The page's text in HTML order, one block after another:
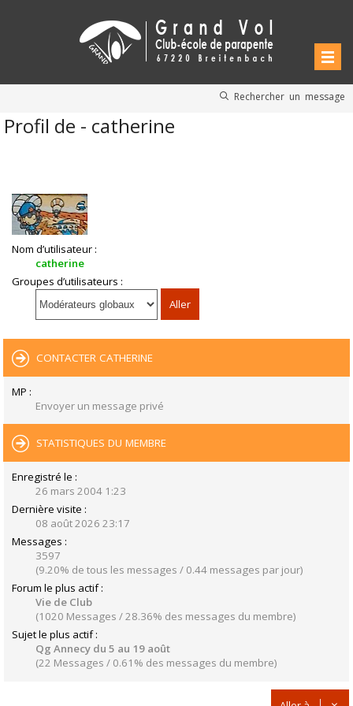
Rechercher un message
Profil de - catherine
Nom d’utilisateur :
catherine
Groupes d’utilisateurs :
CONTACTER CATHERINE
MP :
Envoyer un message privé
STATISTIQUES DU MEMBRE
Enregistré le :
26 mars 2004 1:23
Dernière visite :
08 août 2026 23:17
Messages :
3597
(9.20% de tous les messages / 0.44 messages par jour)
Forum le plus actif :
Vie de Club
(1020 Messages / 28.36% des messages du membre)
Sujet le plus actif :
Qg Annecy du 5 au 19 août
(22 Messages / 0.61% des messages du membre)